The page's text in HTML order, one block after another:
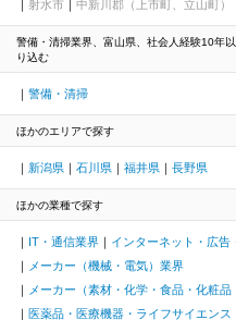
射水市
中新川郡（上市町、立山町）
警備・清掃業界、富山県、社会人経験10年
り込む
警備・清掃
ほかのエリアで探す
新潟県 石川県 福井県 長野県
ほかの業種で探す
IT・通信業界
インターネット・広告
メーカー（機械・電気）業界
メーカー（素材・化学・食品・化粧
医薬品・医療機器・ライフサイエンス